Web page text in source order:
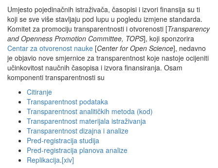
Umjesto pojedinačnih istraživača, časopisi i izvori finansija su ti
koji se sve više stavljaju pod lupu u pogledu izmjene standarda.
Komitet za promociju transparentnosti i otvorenosti [Transparency
and Openness Promotion Committee, TOPS], koji sponzorira
Centar za otvorenost nauke [Center for Open Science], nedavno
je objavio nove smjernice za transparentnost koje nastoje ocijeniti
učinkovitost naučnih časopisa i izvora finansiranja. Osam
komponenti transparentnosti su
Citiranje
Transparentnost podataka
Transparentnost analitičkih metoda (kod)
Transparentnost materijala istraživanja
Transparentnost dizajna i analize
Pred-registracija studija
Pred-registracija planova analize
Replikacija.[xiv]